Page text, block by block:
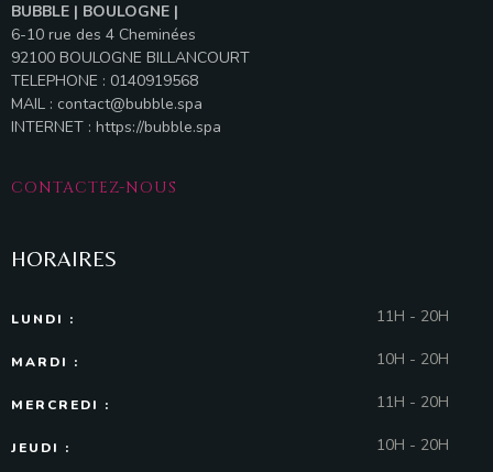
BUBBLE | BOULOGNE |
6-10 rue des 4 Cheminées
92100 BOULOGNE BILLANCOURT
TELEPHONE : 0140919568
MAIL : contact@bubble.spa
INTERNET : https://bubble.spa
CONTACTEZ-NOUS
HORAIRES
LUNDI : 11H - 20H
MARDI : 10H - 20H
MERCREDI : 11H - 20H
JEUDI : 10H - 20H